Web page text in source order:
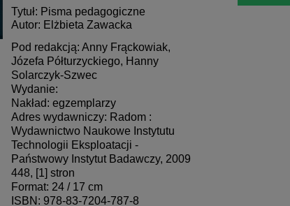
Tytuł: Pisma pedagogiczne
Autor: Elżbieta Zawacka
Pod redakcją: Anny Frąckowiak,
Józefa Półturzyckiego, Hanny
Solarczyk-Szwec
Wydanie:
Nakład: egzemplarzy
Adres wydawniczy: Radom :
Wydawnictwo Naukowe Instytutu
Technologii Eksploatacji -
Państwowy Instytut Badawczy, 2009
448, [1] stron
Format: 24 / 17 cm
ISBN: 978-83-7204-787-8